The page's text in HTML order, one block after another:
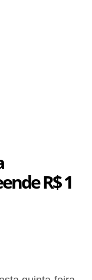
R$ 1